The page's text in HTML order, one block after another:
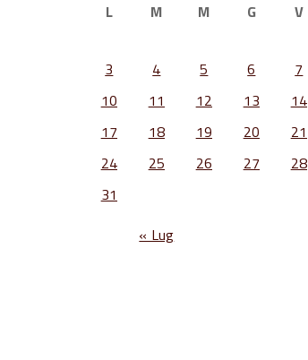
L M M G V
3
4 5 6 7
10
11 12 13 14
17
18 19 20 21
24
25 26 27 28
31
« Lug